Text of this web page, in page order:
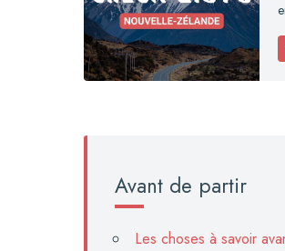
Avant de partir
Les choses à savoir